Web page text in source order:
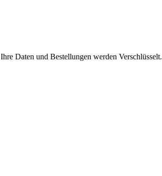
Ihre Daten und Bestellungen werden Verschlüsselt.